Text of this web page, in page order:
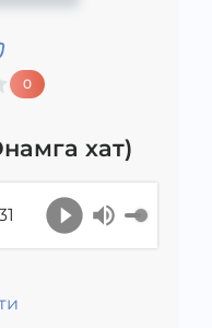
0
хат)